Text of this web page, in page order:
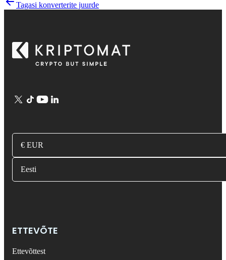
Tagasi konverterite juurde
€ EUR
Eesti
ETTEVÕTE
Ettevõttest